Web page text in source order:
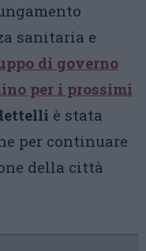
sanitaria e
di governo
per i prossimi
è stata
per continuare
della città